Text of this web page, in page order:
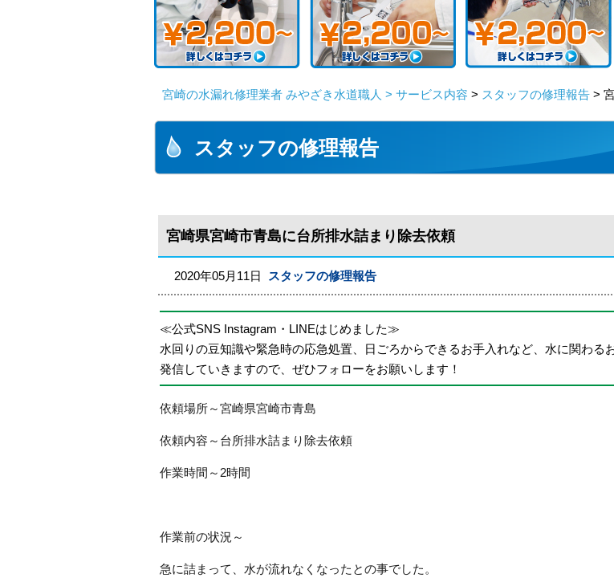
宮崎の水漏れ修理業者 みやざき水道職人 > サービス内容 > スタッフの修理報告 >
スタッフの修理報告
宮崎県宮崎市青島に台所排水詰まり除去依頼
2020年05月11日 スタッフの修理報告
≪公式SNS Instagram・LINEはじめました≫
水回りの豆知識や緊急時の応急処置、日ごろからできるお手入れなど、水に関わる
発信していきますので、ぜひフォローをお願いします！
依頼場所～宮崎県宮崎市青島
依頼内容～台所排水詰まり除去依頼
作業時間～2時間
作業前の状況～
急に詰まって、水が流れなくなったとの事でした。